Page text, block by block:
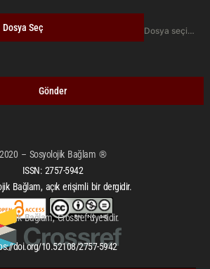
Dosya Seç Dosya seçilmedi
Gönder
2020 – Sosyolojik Bağlam ®
ISSN: 2757-5942
Bağlam, açık erişimli bir dergidir.
Bağlam, Crossref üyesidir.
doi.org/10.52108/2757-5942